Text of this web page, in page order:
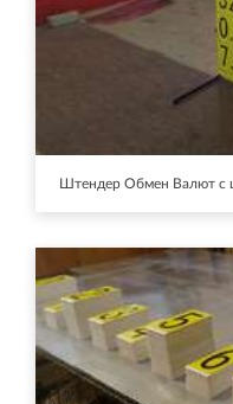
Штендер Обмен Валют с